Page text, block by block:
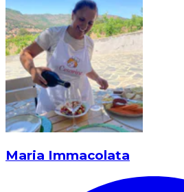
Maria Immacolata